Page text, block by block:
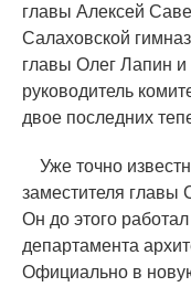
главы Алексей
Салаховской
главы Олег Лапин
руководитель
двое последних
Уже точно
заместителя главы
Он до этого
департамента
Официально в